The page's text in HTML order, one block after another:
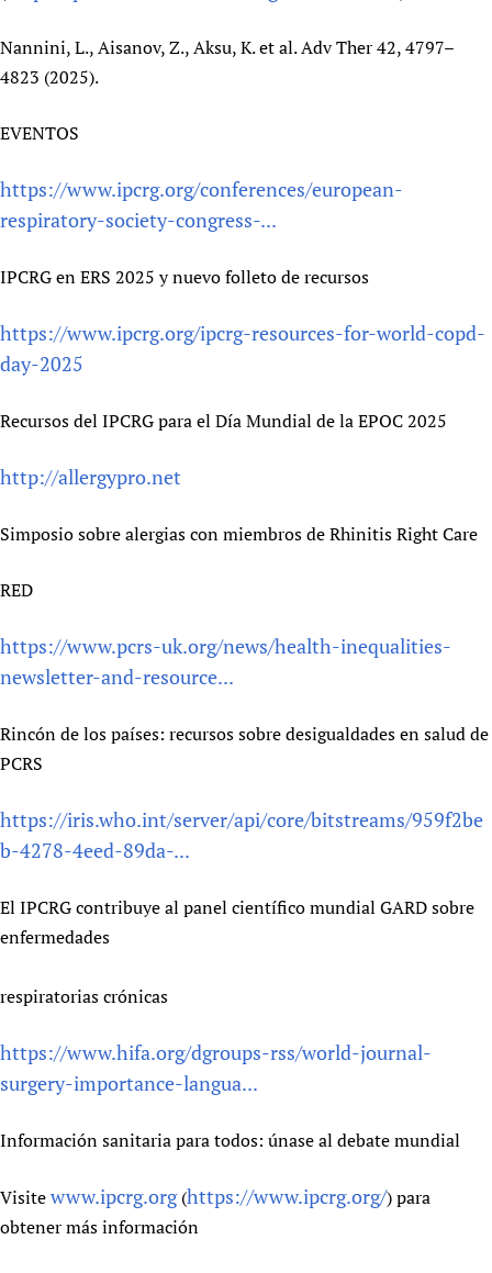
Nannini, L., Aisanov, Z., Aksu, K. et al. Adv Ther 42, 4797–
4823 (2025).
EVENTOS
https://www.ipcrg.org/conferences/european-
respiratory-society-congress-...
IPCRG en ERS 2025 y nuevo folleto de recursos
https://www.ipcrg.org/ipcrg-resources-for-world-copd-
day-2025
Recursos del IPCRG para el Día Mundial de la EPOC 2025
http://allergypro.net
Simposio sobre alergias con miembros de Rhinitis Right Care
RED
https://www.pcrs-uk.org/news/health-inequalities-
newsletter-and-resource...
Rincón de los países: recursos sobre desigualdades en salud de
PCRS
https://iris.who.int/server/api/core/bitstreams/959f2be
b-4278-4eed-89da-...
El IPCRG contribuye al panel científico mundial GARD sobre
enfermedades
respiratorias crónicas
https://www.hifa.org/dgroups-rss/world-journal-
surgery-importance-langua...
Información sanitaria para todos: únase al debate mundial
Visitewww.ipcrg.org(https://www.ipcrg.org/) para
obtener más información